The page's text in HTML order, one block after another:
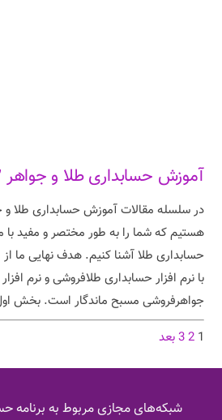
آموزش حسابداری طلا و جواهر ۲
در سلسله مقالات آموزش حسابداری طلا
هستیم که شما را به طور مختصر و مفید با
حسابداری طلا آشنا کنیم. هدف نهایی ما
با نرم افزار حسابداری طلافروشی و نرم
جواهرفروشی مسبح ماندگار است. بخش
1
2
3بعد
شبکه‌های مجازی مربوط به برنامه